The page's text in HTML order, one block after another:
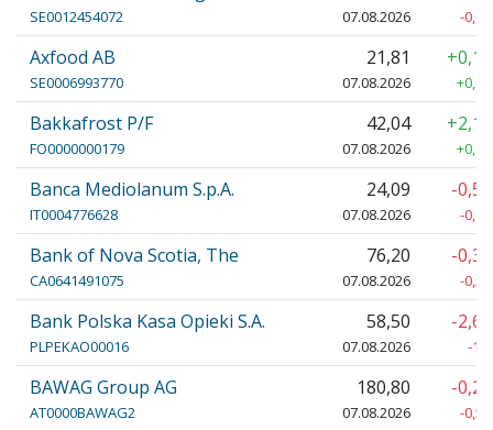
SE0012454072 07.08.2026 -
Axfood AB
SE0006993770
21,81
07.08.2026
Bakkafrost P/F
FO0000000179
42,04
07.08.2026
Banca Mediolanum S.p.A.
IT0004776628
24,09
07.08.2026
-
-
Bank of Nova Scotia, The
CA0641491075
76,20
07.08.2026
-
-
Bank Polska Kasa Opieki S.A.
PLPEKAO00016
58,50
07.08.2026
-
-
BAWAG Group AG
AT0000BAWAG2
180,80
07.08.2026
-
-